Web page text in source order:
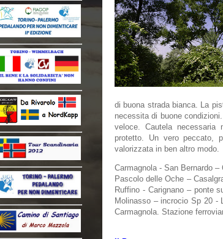
di buona strada bianca. La
necessita di buone
veloce. Cautela necessaria
protetto. Un vero peccato,
valorizzata in ben altro modo.
Carmagnola - San Bernardo
Pascolo delle Oche –
Ruffino - Carignano – ponte
Molinasso – incrocio Sp 20 -
Carmagnola. Stazione